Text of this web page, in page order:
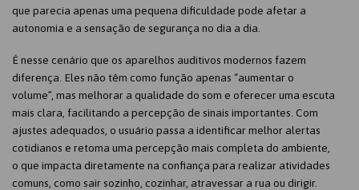
que parecia apenas uma pequena dificuldade pode afetar a
autonomia e a sensação de segurança no dia a dia.
É nesse cenário que os aparelhos auditivos modernos fazem
diferença. Eles não têm como função apenas “aumentar o
volume”, mas melhorar a qualidade do som e oferecer uma escuta
mais clara, facilitando a percepção de sinais importantes. Com
ajustes adequados, o usuário passa a identificar melhor alertas
cotidianos e retoma uma percepção mais completa do ambiente,
o que impacta diretamente na confiança para realizar atividades
comuns, como sair sozinho, cozinhar, atravessar a rua ou dirigir.